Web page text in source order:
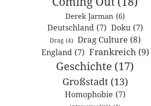
Derek Jarman (6)
Deutschland (7) Doku (7)
Drag (4) Drag Culture (8)
England (7) Frankreich (9)
Geschichte (17)
Großstadt (13)
Homophobie (7)